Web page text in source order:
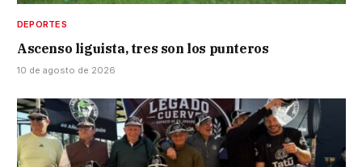
DEPORTES
Ascenso liguista, tres son los punteros
10 de agosto de 2026